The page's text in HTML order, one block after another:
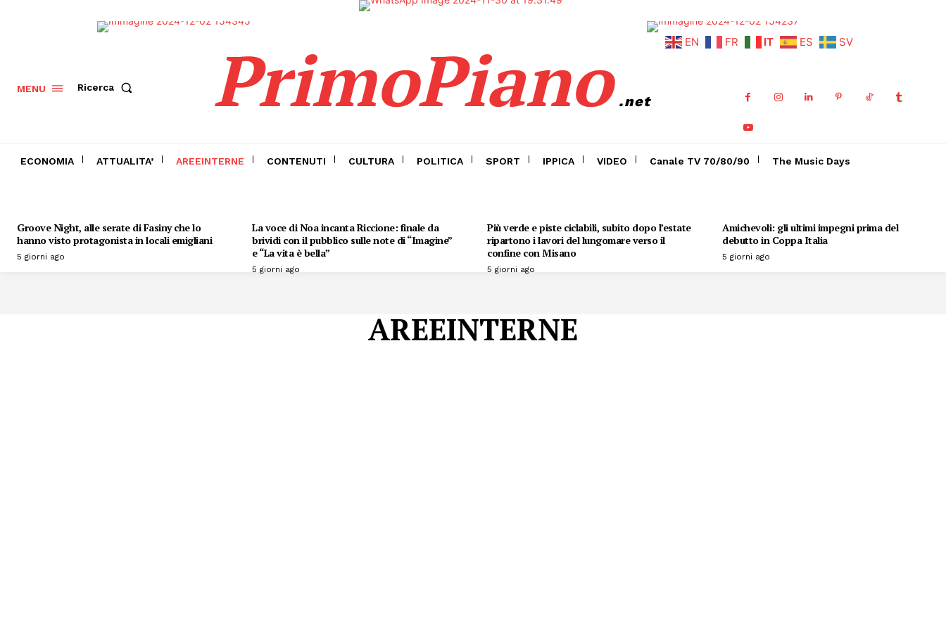
AREEINTERNE
Canale TV 70/80/90
MENU Ricerca PrimoPiano .net
EN FR IT ES SV
ECONOMIA ATTUALITA’ AREEINTERNE CONTENUTI CULTURA POLITICA SPORT IPPICA VIDEO Canale TV 70/80/90 The Music Days
Groove Night, alle serate di Fasiny che lo
hanno visto protagonista in locali emigliani
5 giorni ago
La voce di Noa incanta Riccione: finale da
brividi con il pubblico sulle note di “Imagine”
e “La vita è bella”
5 giorni ago
Più verde e piste ciclabili, subito dopo l’estate
ripartono i lavori del lungomare verso il
confine con Misano
5 giorni ago
Amichevoli: gli ultimi impegni prima del
debutto in Coppa Italia
5 giorni ago
AREEINTERNE